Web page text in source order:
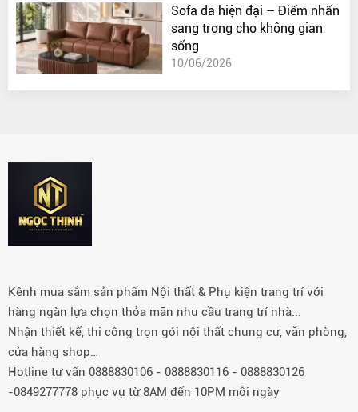
Sofa da hiện đại – Điểm nhấn
sang trọng cho không gian
sống
10/06/2026
Kênh mua sắm sản phẩm Nội thất & Phụ kiện trang trí với
hàng ngàn lựa chọn thỏa mãn nhu cầu trang trí nhà...
Nhận thiết kế, thi công trọn gói nội thất chung cư, văn phòng,
cửa hàng shop…
Hotline tư vấn 0888830106 - 0888830116 - 0888830126
-0849277778 phục vụ từ 8AM đến 10PM mỗi ngày